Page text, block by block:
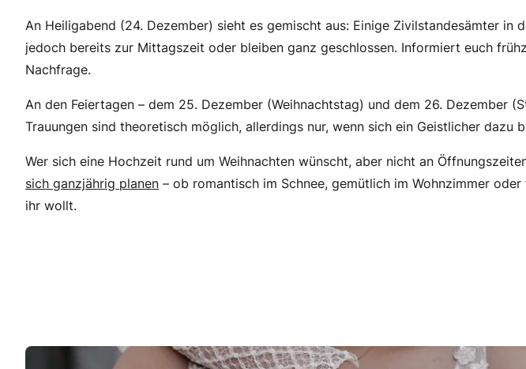
An Heiligabend (24. Dezember) sieht es gemischt aus: Einige Zivilstandesämter
jedoch bereits zur Mittagszeit oder bleiben ganz geschlossen. Informiert euch
Nachfrage.
An den Feiertagen – dem 25. Dezember (Weihnachtstag) und dem 26. Dezember
Trauungen sind theoretisch möglich, allerdings nur, wenn sich ein Geistlicher
Wer sich eine Hochzeit rund um Weihnachten wünscht, aber nicht an
sich ganzjährig planen – ob romantisch im Schnee, gemütlich im Wohnzimmer
ihr wollt.